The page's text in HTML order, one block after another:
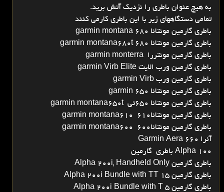
به هیچ عنوان باطری را نزدیک آتش برید.
تمامی دستگاههای زیر با این باطری کارمی کنند
باطری گارمین مونتانا 680 garmin montana
باطری گارمین مونتانا 680 garmin montana680t
باطری گارمین مونتررا garmin monterra
باطری گارمین ورب الایت garmin Virb Elite
باطری گارمین ورب garmin Virb
باطری گارمین مونتانا garmin 650
باطری گارمین مونتانا 650تی garmin montana650t
باطری گارمین مونتانا610 garmin montana610
باطری گارمین مونتانا600 garmin montana600
آئرا Garmin Aera 660
Alpha 100 باطری گارمین
باطری گارمین Alpha 200i, Handheld Only
باطری گارمین Alpha 200i Bundle with TT 15
باطری گارمین Alpha 200i Bundle with T 5